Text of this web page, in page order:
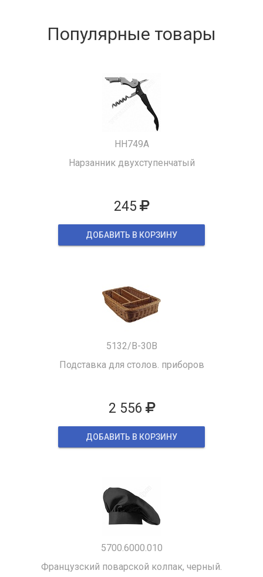
Популярные товары
HH749A
Нарзанник двухступенчатый
245
ДОБАВИТЬ В КОРЗИНУ
5132/B-30B
Подставка для столов. приборов
2 556
ДОБАВИТЬ В КОРЗИНУ
5700.6000.010
Французский поварской колпак, черный.